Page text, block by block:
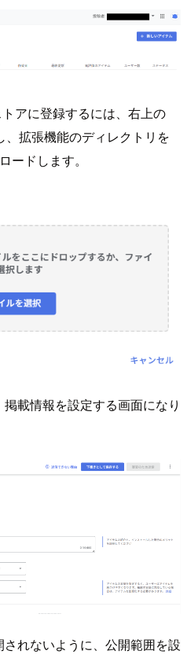
アに登録するには、右上の
、拡張機能のディレクトリを
ードします。
載情報を設定する画面になり
れないように、公開範囲を設